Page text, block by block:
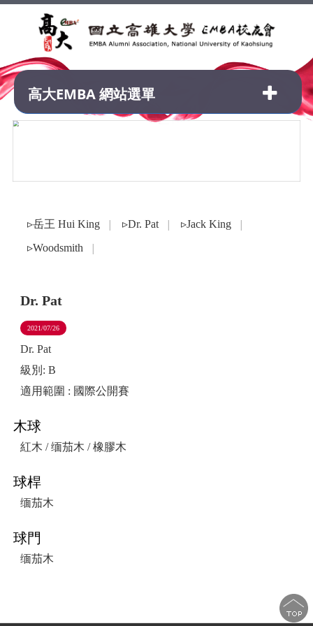
高大EMBA 網站選單
▹岳王 Hui King ▹Dr. Pat ▹Jack King
▹Woodsmith
Dr. Pat
2021/07/26
Dr. Pat
級別: B
適用範圍 : 國際公開賽
木球
紅木 / 缅茄木 / 橡膠木
球桿
缅茄木
球門
缅茄木